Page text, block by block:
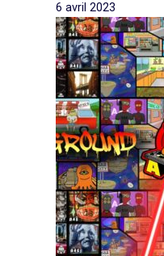
6 avril 2023